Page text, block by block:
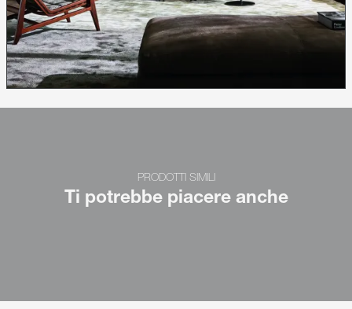
PRODOTTI SIMILI
Ti potrebbe piacere anche